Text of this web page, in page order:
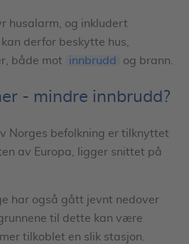
husalarm, og inkludert
derfor beskytte hus,
både mot
innbrudd og brann.
- mindre innbrudd?
Norges befolkning er tilknyttet
av Europa, ligger snittet på
har også gått jevnt nedover
til dette kan være
tilkoblet en slik stasjon.